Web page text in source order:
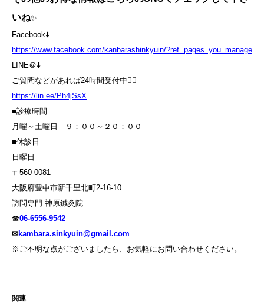
いね✨
Facebook⬇️
https://www.facebook.com/kanbarashinkyuin/?ref=pages_you_manage
LINE＠⬇️
ご質問などがあれば24時間受付中💁‍♀️
https://lin.ee/Ph4jSsX
■診療時間
月曜～土曜日 ９：００～２０：００
■休診日
日曜日
〒560-0081
大阪府豊中市新千里北町2-16-10
訪問専門 神原鍼灸院
☎06-6556-9542
✉kambara.sinkyuin@gmail.com
※ご不明な点がございましたら、お気軽にお問い合わせください。
関連